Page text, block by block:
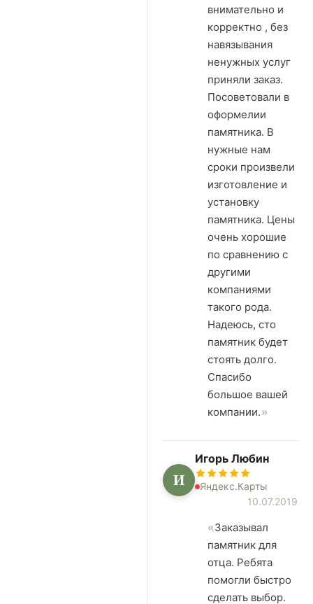
внимательно и
корректно , без
навязывания
ненужных услуг
приняли заказ.
Посоветовали в
оформелии
памятника. В
нужные нам
сроки произвели
изготовление и
установку
памятника. Цены
очень хорошие
по сравнению с
другими
компаниями
такого рода.
Надеюсь, сто
памятник будет
стоять долго.
Спасибо
большое вашей
компании.
И
Игорь Любин
Яндекс.Карты
10.07.2019
Заказывал
памятник для
отца. Ребята
помогли быстро
сделать выбор.